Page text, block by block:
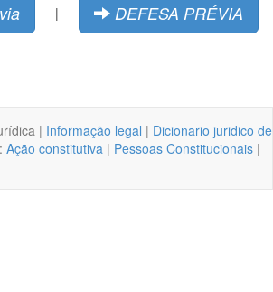
| DEFESA PRÉVIA
| Informação legal | Dicionario juridico de
Ação constitutiva | Pessoas Constitucionais |